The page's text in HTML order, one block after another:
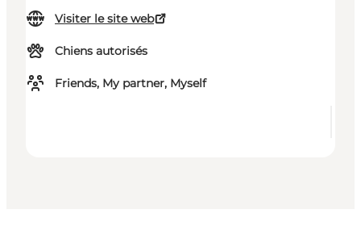
Visiter le site web
Chiens autorisés
Friends, My partner, Myself